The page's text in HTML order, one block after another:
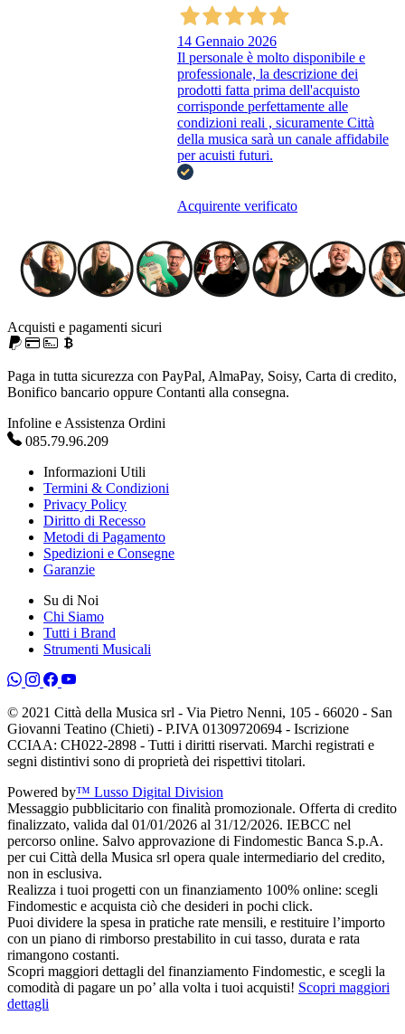
14 Gennaio 2026
Il personale è molto disponibile e
professionale, la descrizione dei
prodotti fatta prima dell'acquisto
corrisponde perfettamente alle
condizioni reali , sicuramente Città
della musica sarà un canale affidabile
per acuisti futuri.
Acquirente verificato
Acquisti e pagamenti sicuri
Paga in tutta sicurezza con PayPal, AlmaPay, Soisy, Carta di credito,
Bonifico bancario oppure Contanti alla consegna.
Infoline e Assistenza Ordini
085.79.96.209
Informazioni Utili
Termini & Condizioni
Privacy Policy
Diritto di Recesso
Metodi di Pagamento
Spedizioni e Consegne
Garanzie
Su di Noi
Chi Siamo
Tutti i Brand
Strumenti Musicali
© 2021 Città della Musica srl - Via Pietro Nenni, 105 - 66020 - San
Giovanni Teatino (Chieti) - P.IVA 01309720694 - Iscrizione
CCIAA: CH022-2898 - Tutti i diritti riservati. Marchi registrati e
segni distintivi sono di proprietà dei rispettivi titolari.
Powered by™ Lusso Digital Division
Messaggio pubblicitario con finalità promozionale. Offerta di credito
finalizzato, valida dal 01/01/2026 al 31/12/2026. IEBCC nel
percorso online. Salvo approvazione di Findomestic Banca S.p.A.
per cui Città della Musica srl opera quale intermediario del credito,
non in esclusiva.
Realizza i tuoi progetti con un finanziamento 100% online: scegli
Findomestic e acquista ciò che desideri in pochi click.
Puoi dividere la spesa in pratiche rate mensili, e restituire l’importo
con un piano di rimborso prestabilito in cui tasso, durata e rata
rimangono costanti.
Scopri maggiori dettagli del finanziamento Findomestic, e scegli la
comodità di pagare un po’ alla volta i tuoi acquisti! Scopri maggiori
dettagli